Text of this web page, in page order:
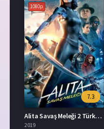
1080p
7.3
Alita Savaş Meleği 2 Türkçe Dublaj İzle HD Film
2019